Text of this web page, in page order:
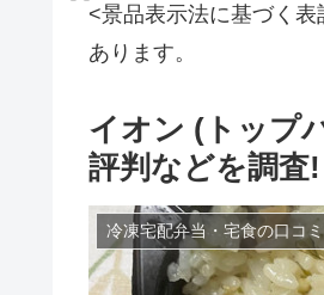
<景品表示法に基づく
あります。
イオン (トップ
評判などを調査!
冷凍宅配弁当・宅食の口コ